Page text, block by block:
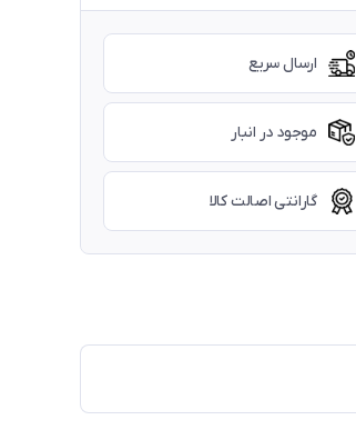
ارسال سریع
موجود در انبار
گارانتی اصالت کالا